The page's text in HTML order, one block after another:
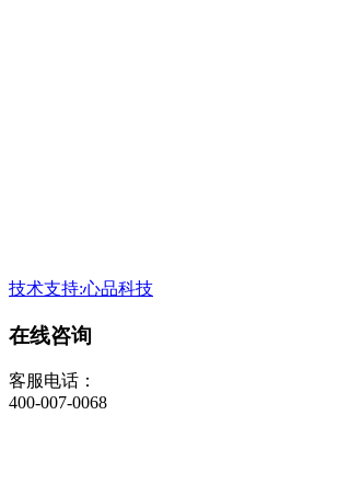
技术支持:心品科技
在线咨询
客服电话：
400-007-0068